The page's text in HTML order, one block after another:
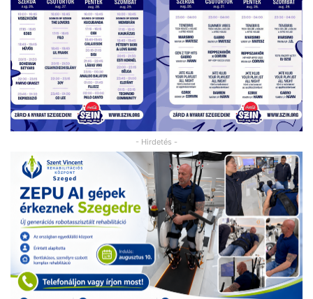
- Hirdetés -